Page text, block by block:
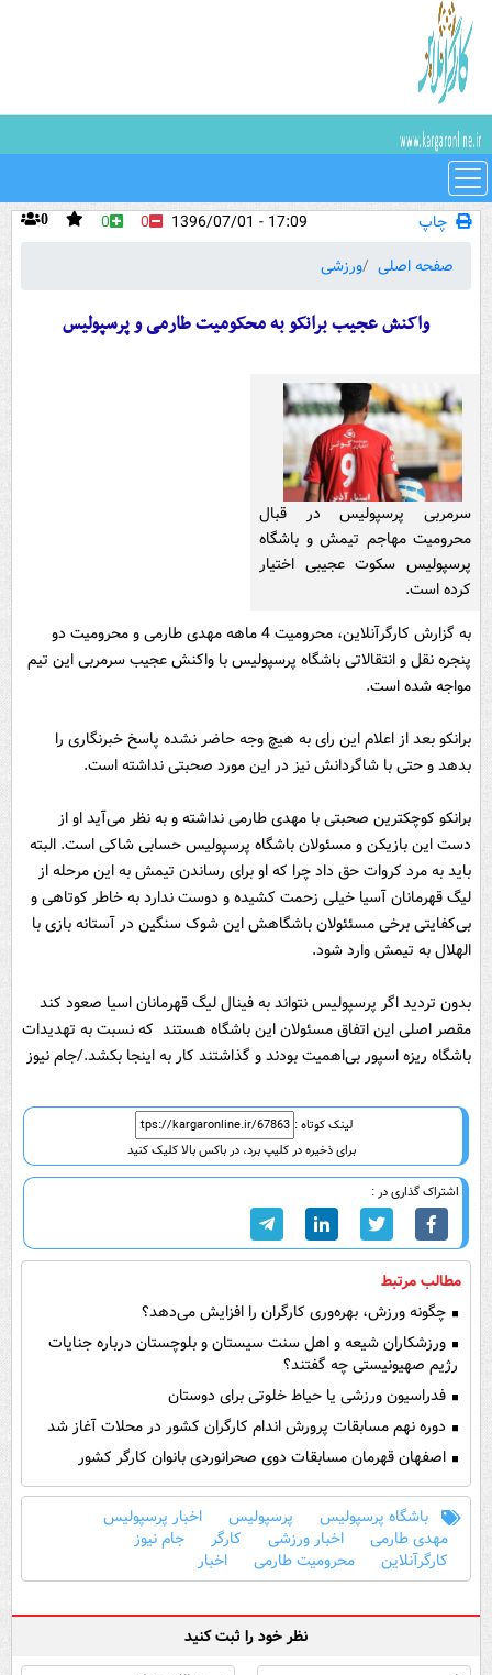
چاپ 0 0 0
17:09 - 1396/07/01
صفحه اصلی
ورزشی
واکنش عجیب برانکو به محکومیت طارمی و پرسپولیس
سرمربی پرسپولیس در قبال
محرومیت مهاجم تیمش و باشگاه
پرسپولیس سکوت عجیبی اختیار
کرده است.
به گزارش کارگرآنلاین، محرومیت 4 ماهه مهدی طارمی و محرومیت دو
پنجره نقل و انتقالاتی باشگاه پرسپولیس با واکنش عجیب سرمربی این تیم
مواجه شده است.
برانکو بعد از اعلام این رای به هیچ وجه حاضر نشده پاسخ خبرنگاری را
بدهد و حتی با شاگردانش نیز در این مورد صحبتی نداشته است.
برانکو کوچکترین صحبتی با مهدی طارمی نداشته و به نظر می‌آید او از
دست این بازیکن و مسئولان باشگاه پرسپولیس حسابی شاکی است. البته
باید به مرد کروات حق داد چرا که او برای رساندن تیمش به این مرحله از
لیگ قهرمانان آسیا خیلی زحمت کشیده و دوست ندارد به خاطر کوتاهی و
بی‌کفایتی برخی مسئئولان باشگاهش این شوک سنگین در آستانه بازی با
الهلال به تیمش وارد شود.
بدون تردید اگر پرسپولیس نتواند به فینال لیگ قهرمانان اسیا صعود کند
مقصر اصلی این اتفاق مسئولان این باشگاه هستند که نسبت به تهدیدات
باشگاه ریزه اسپور بی‌اهمیت بودند و گذاشتند کار به اینجا بکشد./جام نیوز
لینک کوتاه :
برای ذخیره در کلیپ برد، در باکس بالا کلیک کنید
اشتراک گذاری در :
مطالب مرتبط
چگونه ورزش، بهره‌وری کارگران را افزایش می‌دهد؟
ورزشکاران شیعه و اهل سنت سیستان و بلوچستان درباره جنایات
رژیم صهیونیستی چه گفتند؟
فدراسیون ورزشی یا حیاط خلوتی برای دوستان
دوره نهم مسابقات پرورش اندام کارگران کشور در محلات آغاز شد
اصفهان قهرمان مسابقات دوی صحرانوردی بانوان کارگر کشور
باشگاه پرسپولیس پرسپولیس
اخبار پرسپولیس
مهدی طارمی
اخبار ورزشی کارگر
جام نیوز
کارگرآنلاین
محرومیت طارمی اخبار
نظر خود را ثبت کنید